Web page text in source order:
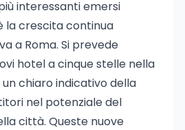
interessanti emersi
la crescita continua
a Roma. Si prevede
hotel a cinque stelle nella
chiaro indicativo della
nel potenziale del
città. Queste nuove